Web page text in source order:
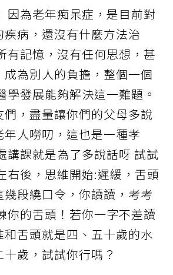
因為老年痴呆症，是目前對
病，還沒有什麼方法治
有記憶，沒有任何思想，甚
為別人的負擔，整個一個
學發展能夠解決這一難題。
，盡量讓你們的父母多說
人嘮叨，這也是一種孝
講課就是為了多說話呀 試試
右後，思維開始:遲緩，舌頭
段繞口令，你讀讀，考考
你的舌頭！若你一字不差讀
和舌頭就是四、五十歲的水
歲，試試你行嗎？